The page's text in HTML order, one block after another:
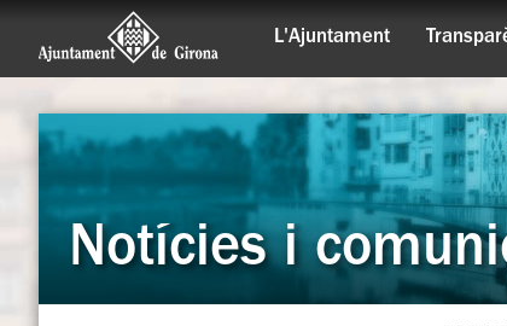
L'Ajuntament
Notícies i